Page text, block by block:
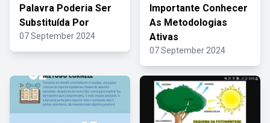
Palavra Poderia Ser
Substituída Por
07 September 2024
Importante Conhecer
As Metodologias
Ativas
07 September 2024